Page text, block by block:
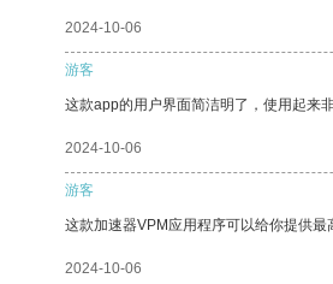
2024-10-06
游客
这款app的用户界面简洁明了，使用起来
2024-10-06
游客
这款加速器VPM应用程序可以给你提供最
2024-10-06